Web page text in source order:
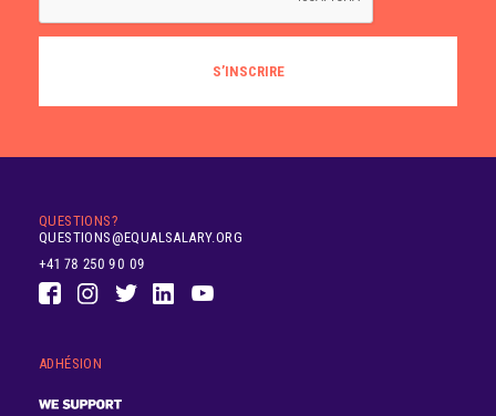
QUESTIONS?
QUESTIONS@EQUALSALARY.ORG
+41 78 250 90 09
ADHÉSION